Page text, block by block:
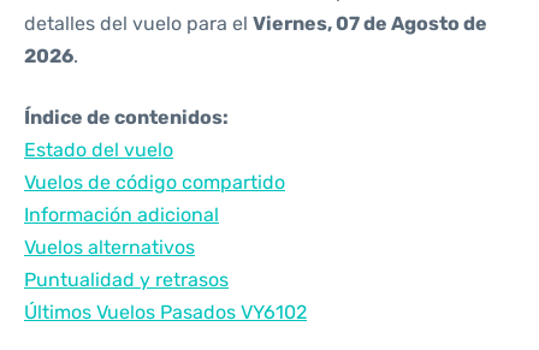
detalles del vuelo para el Viernes, 07 de Agosto de
2026.
Índice de contenidos:
Estado del vuelo
Vuelos de código compartido
Información adicional
Vuelos alternativos
Puntualidad y retrasos
Últimos Vuelos Pasados VY6102